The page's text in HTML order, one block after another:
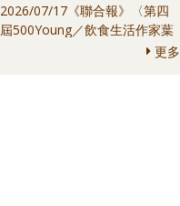
2026/07/17《聯合報》〈第四
屆500Young／飲食生活作家葉
怡蘭：期待年輕料理人打造精彩
更多